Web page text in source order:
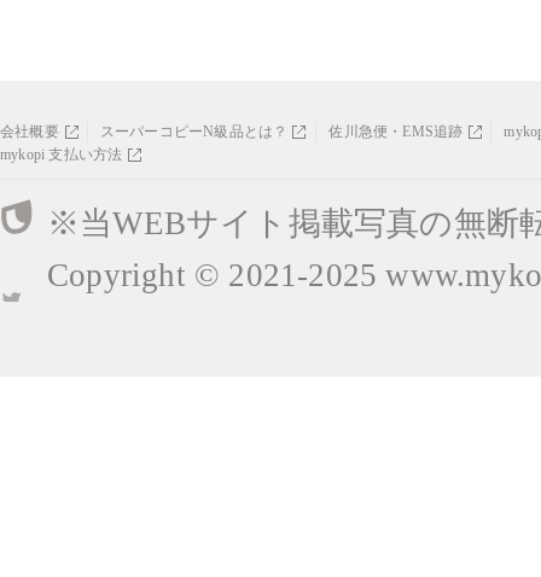
会社概要 スーパーコピーN級品とは？ 佐川急便・EMS追跡
mykopi 支払い方法
※当WEBサイト掲載写真の無断
Copyright © 2021-2025